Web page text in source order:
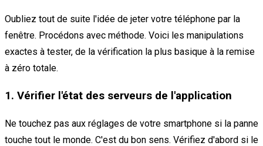
Oubliez tout de suite l'idée de jeter votre téléphone par la
fenêtre. Procédons avec méthode. Voici les manipulations
exactes à tester, de la vérification la plus basique à la remise
à zéro totale.
1. Vérifier l'état des serveurs de l'application
Ne touchez pas aux réglages de votre smartphone si la panne
touche tout le monde. C'est du bon sens. Vérifiez d'abord si le